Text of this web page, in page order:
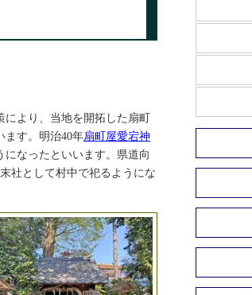
により、当地を開拓した扇町
ます。明治40年扇町屋愛宕神
なったといいます。県道向
社として村中で祀るようにな